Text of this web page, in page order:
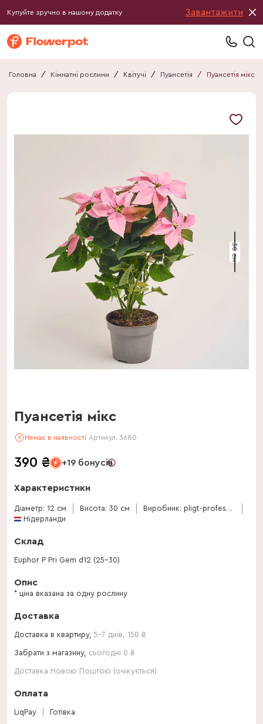
Купуйте зручно в нашому додатку Завантажити
Головна / Кімнатні рослини / Квітучі / Пуансетія / Пуансетія мікс
30 см
Пуансетія мікс
Немає в наявності Артикул: 3680
390 ₴ +19 бонусів
Характеристики
Діаметр: 12 см Висота: 30 см
Виробник: pligt-professionals-bv
Нідерланди
Склад
Euphor P Pri Gem d12 (25-30)
Опис
* ціна вказана за одну рослину
Доставка
Доставка в квартиру, 5-7 днів 150 ₴
Забрати з магазину, сьогодні 0 ₴
Доставка Новою Поштою (очікується)
Оплата
LiqPay Готівка